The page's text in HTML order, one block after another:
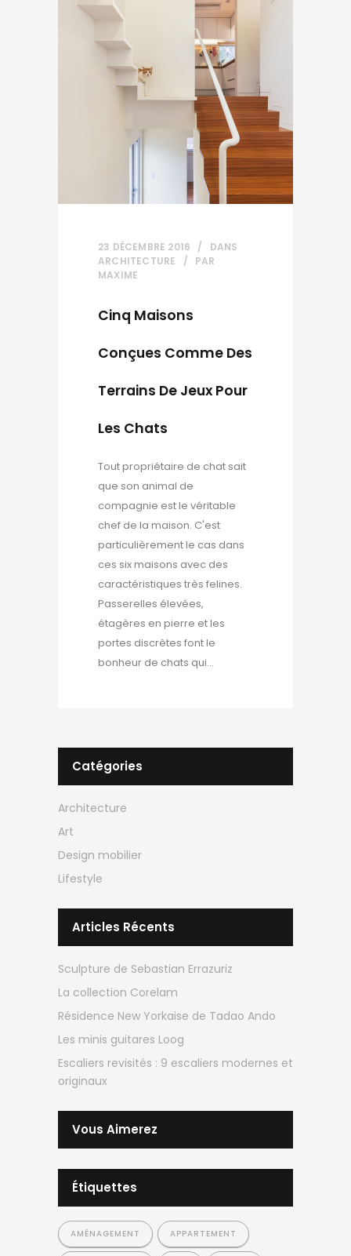
23 DÉCEMBRE 2016
DANS
ARCHITECTURE
PAR
MAXIME
Cinq Maisons
Conçues Comme Des
Terrains De Jeux Pour
Les Chats
Tout propriétaire de chat sait
que son animal de
compagnie est le véritable
chef de la maison. C'est
particulièrement le cas dans
ces six maisons avec des
caractéristiques très felines.
Passerelles élevées,
étagères en pierre et les
portes discrètes font le
bonheur de chats qui...
Catégories
Architecture
Art
Design mobilier
Lifestyle
Articles Récents
Sculpture de Sebastian Errazuriz
La collection Corelam
Résidence New Yorkaise de Tadao Ando
Les minis guitares Loog
Escaliers revisités : 9 escaliers modernes et
originaux
Vous Aimerez
Étiquettes
AMÉNAGEMENT APPARTEMENT